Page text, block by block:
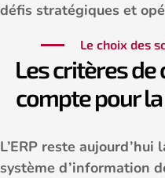
défis stratégiques et
Le choix des
Les critères de
compte pour
L’ERP reste
système d’information